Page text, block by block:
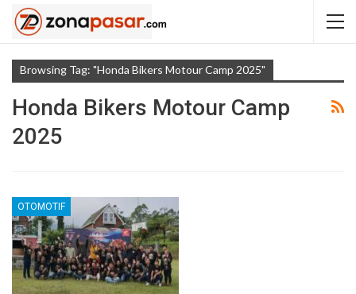
Browsing Tag: "Honda Bikers Motour Camp 2025"
Honda Bikers Motour Camp
2025
OTOMOTIF